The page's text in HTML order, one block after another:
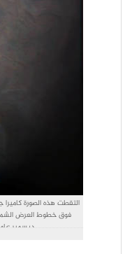
التقطت هذه الصورة
فوق خطوط العرض
John